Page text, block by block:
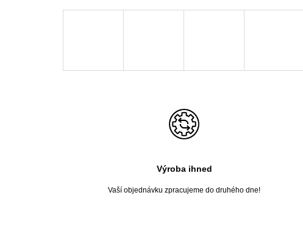
Výroba ihned
Vaší objednávku zpracujeme do druhého dne!